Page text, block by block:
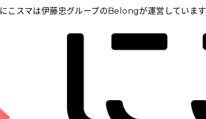
にこスマは伊藤忠グループのBelongが運営しています